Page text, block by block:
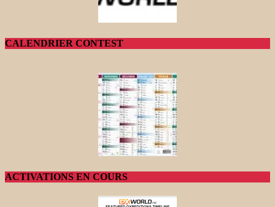
CALENDRIER CONTEST
ACTIVATIONS EN COURS